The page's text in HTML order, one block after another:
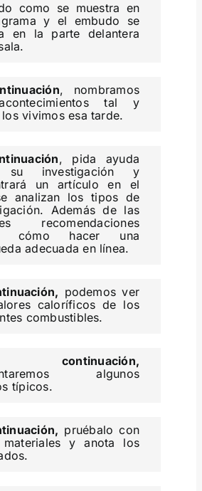
como se muestra en
y el embudo se
en la parte delantera
, nombramos
tal y
vivimos esa tarde.
, pida ayuda
su investigación y
un artículo en el
analizan los tipos de
Además de las
recomendaciones
cómo hacer una
adecuada en línea.
podemos ver
caloríficos de los
combustibles.
algunos
típicos.
pruébalo con
y anota los